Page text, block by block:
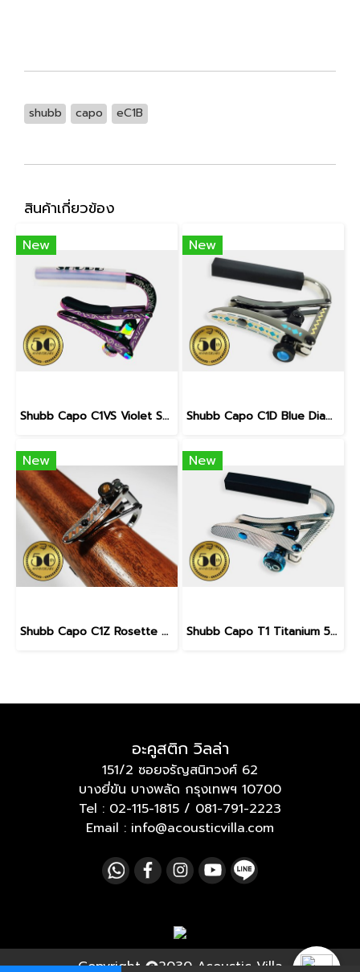
shubb capo eC1B
สินค้าเกี่ยวข้อง
New
Shubb Capo C1VS Violet Sky 50th Anniversary for Steel String Guitar
New
Shubb Capo C1D Blue Diamond 50th Anniversary for Steel String Guitar
New
Shubb Capo C1Z Rosette 50th Anniversary for Steel String Guitar
New
Shubb Capo T1 Titanium 50th Anniversary for Steel String Guitar
อะคูสติก วิลล่า
151/2 ซอยจรัญสนิทวงศ์ 62
บางยี่ขัน บางพลัด กรุงเทพฯ 10700
Tel : 02-115-1815 / 081-791-2223
Email : info@acousticvilla.com
Copyright 2030 Acoustic Villa